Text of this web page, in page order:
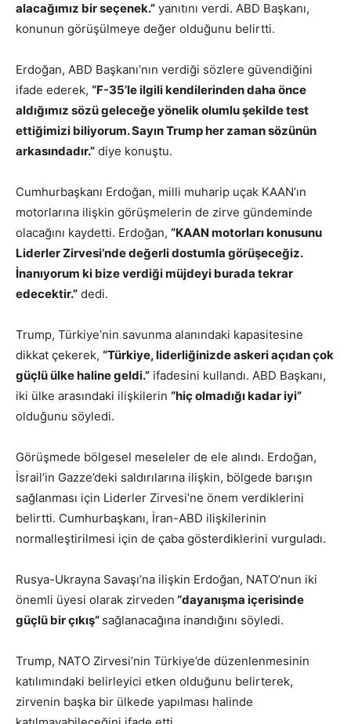
alacağımız bir seçenek.” yanıtını verdi. ABD Başkanı,
konunun görüşülmeye değer olduğunu belirtti.
Erdoğan, ABD Başkanı’nın verdiği sözlere güvendiğini
ifade ederek, “F-35’le ilgili kendilerinden daha önce
aldığımız sözü geleceğe yönelik olumlu şekilde test
ettiğimizi biliyorum. Sayın Trump her zaman sözünün
arkasındadır.” diye konuştu.
Cumhurbaşkanı Erdoğan, milli muharip uçak KAAN’ın
motorlarına ilişkin görüşmelerin de zirve gündeminde
olacağını kaydetti. Erdoğan, “KAAN motorları konusunu
Liderler Zirvesi’nde değerli dostumla görüşeceğiz.
İnanıyorum ki bize verdiği müjdeyi burada tekrar
edecektir.” dedi.
Trump, Türkiye’nin savunma alanındaki kapasitesine
dikkat çekerek, “Türkiye, liderliğinizde askeri açıdan çok
güçlü ülke haline geldi.” ifadesini kullandı. ABD Başkanı,
iki ülke arasındaki ilişkilerin “hiç olmadığı kadar iyi”
olduğunu söyledi.
Görüşmede bölgesel meseleler de ele alındı. Erdoğan,
İsrail’in Gazze’deki saldırılarına ilişkin, bölgede barışın
sağlanması için Liderler Zirvesi’ne önem verdiklerini
belirtti. Cumhurbaşkanı, İran-ABD ilişkilerinin
normalleştirilmesi için de çaba gösterdiklerini vurguladı.
Rusya-Ukrayna Savaşı’na ilişkin Erdoğan, NATO’nun iki
önemli üyesi olarak zirveden “dayanışma içerisinde
güçlü bir çıkış” sağlanacağına inandığını söyledi.
Trump, NATO Zirvesi’nin Türkiye’de düzenlenmesinin
katılımındaki belirleyici etken olduğunu belirterek,
zirvenin başka bir ülkede yapılması halinde